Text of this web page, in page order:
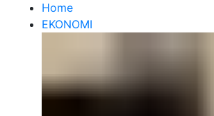
Home
EKONOMI